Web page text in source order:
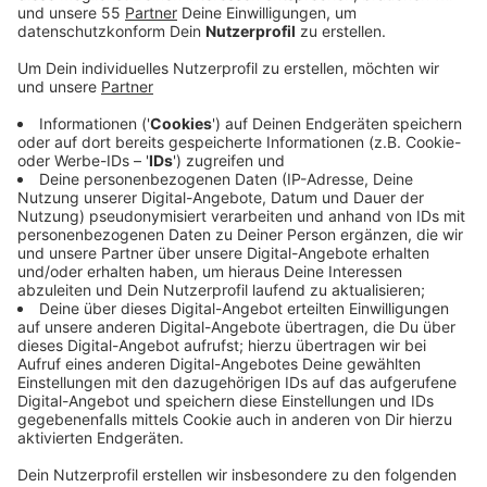
Veröffentlicht:Donnerstag, 11.01.2024 17:15
Anzeige
Bis zum 04. Februrar wird die A1 zwischen den
Autobahnkreuzen Köln-Nord und Leverkusen voll
gesperrt. Grund sind Arbeiten für den Neubau der
Leverkusener Rheinbrücke. Der ADAC rechnet in dieser
Zeit mit völlig verstopften Ausweichrouten; etwa auf
der A3 und auch auf der Fleher Brücke entlang der
A46. Pendler werden in den nächsten Wochen daher
viel Geduld und starke Nerven brauchen, so der
Automobilclub. Der ADAC rät auch davon ab, über die
Städte auszuweichen. Wer kann, sollte in den
nächsten Wochen von zuhause arbeiten, auf Bus und
Bahn ausweichen oder Fahrgemeinschaften zu bilden.
Oder aber außerhalb der Stoßzeiten zu fahren: Denn